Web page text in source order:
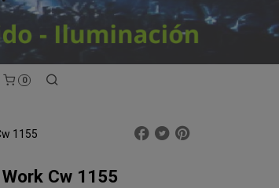
0
1155
Cw 1155